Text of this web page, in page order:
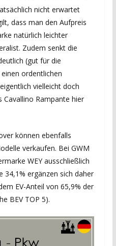
nicht erwartet
dass man den Aufpreis
natürlich leichter
Zudem senkt die
(gut für die
ordentlichen
vielleicht doch
Cavallino Rampante hier
können ebenfalls
verkaufen. Bei GWM
WEY ausschließlich
34,1% ergänzen sich daher
EV-Anteil von 65,9% der
BEV TOP 5).